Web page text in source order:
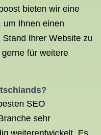
bieten wir eine
um Ihnen einen
Ihrer Website zu
für weitere
SEO
sehr
weiterentwickelt. Es